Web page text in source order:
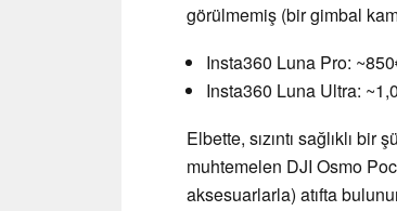
görülmemiş (bir gimbal
Insta360 Luna Pro:
Insta360 Luna Ultra:
Elbette, sızıntı sağlıklı
muhtemelen DJI Osmo
aksesuarlarla) atıfta